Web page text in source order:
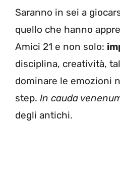
Saranno in sei a
quello che hanno
Amici 21 e non solo:
disciplina, creatività,
dominare le emozioni
step. In cauda
degli antichi.